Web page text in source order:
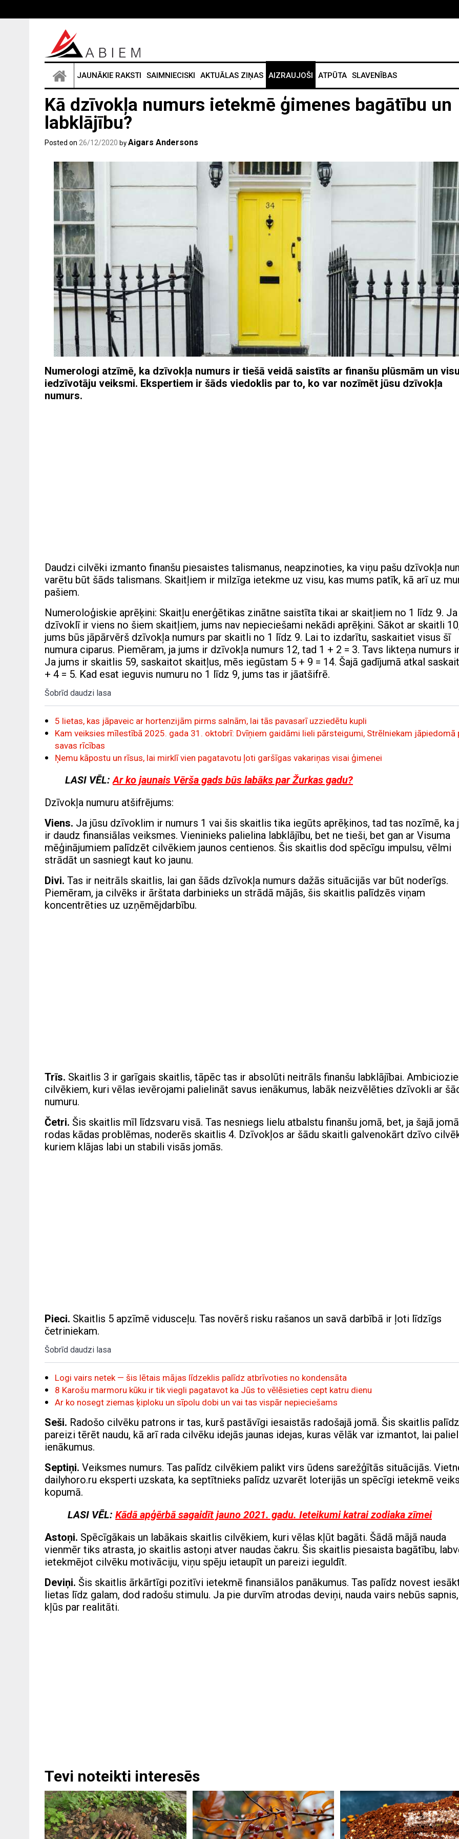
JAUNĀKIE RAKSTI SAIMNIECISKI AKTUĀLAS ZIŅAS AIZRAUJOŠI ATPŪTA SLAVENĪBAS
Kā dzīvokļa numurs ietekmē ģimenes bagātību un
labklājību?
Posted on 26/12/2020 by Aigars Andersons
Numerologi atzīmē, ka dzīvokļa numurs ir tiešā veidā saistīts ar finanšu plūsmām un visu
iedzīvotāju veiksmi. Ekspertiem ir šāds viedoklis par to, ko var nozīmēt jūsu dzīvokļa
numurs.
Daudzi cilvēki izmanto finanšu piesaistes talismanus, neapzinoties, ka viņu pašu dzīvokļa
varētu būt šāds talismans. Skaitļiem ir milzīga ietekme uz visu, kas mums patīk, kā arī uz
pašiem.
Numeroloģiskie aprēķini: Skaitļu enerģētikas zinātne saistīta tikai ar skaitļiem no 1 līdz 9. Ja
dzīvoklī ir viens no šiem skaitļiem, jums nav nepieciešami nekādi aprēķini. Sākot ar skaitli
jums būs jāpārvērš dzīvokļa numurs par skaitli no 1 līdz 9. Lai to izdarītu, saskaitiet visus šī
numura ciparus. Piemēram, ja jums ir dzīvokļa numurs 12, tad 1 + 2 = 3. Tavs likteņa numurs
Ja jums ir skaitlis 59, saskaitot skaitļus, mēs iegūstam 5 + 9 = 14. Šajā gadījumā atkal
+ 4 = 5. Kad esat ieguvis numuru no 1 līdz 9, jums tas ir jāatšifrē.
Šobrīd daudzi lasa
5 lietas, kas jāpaveic ar hortenzijām pirms salnām, lai tās pavasarī uzziedētu kupli
Kam veiksies mīlestībā 2025. gada 31. oktobrī: Dvīņiem gaidāmi lieli pārsteigumi, Strēlniekam jāpiedomā
savas rīcības
Ņemu kāpostu un rīsus, lai mirklī vien pagatavotu ļoti garšīgas vakariņas visai ģimenei
LASI VĒL:Ar ko jaunais Vērša gads būs labāks par Žurkas gadu?
Dzīvokļa numuru atšifrējums:
Viens. Ja jūsu dzīvoklim ir numurs 1 vai šis skaitlis tika iegūts aprēķinos, tad tas nozīmē, ka
ir daudz finansiālas veiksmes. Vieninieks palielina labklājību, bet ne tieši, bet gan ar Visuma
mēģinājumiem palīdzēt cilvēkiem jaunos centienos. Šis skaitlis dod spēcīgu impulsu, vēlmi
strādāt un sasniegt kaut ko jaunu.
Divi. Tas ir neitrāls skaitlis, lai gan šāds dzīvokļa numurs dažās situācijās var būt noderīgs.
Piemēram, ja cilvēks ir ārštata darbinieks un strādā mājās, šis skaitlis palīdzēs viņam
koncentrēties uz uzņēmējdarbību.
Trīs. Skaitlis 3 ir garīgais skaitlis, tāpēc tas ir absolūti neitrāls finanšu labklājībai.
cilvēkiem, kuri vēlas ievērojami palielināt savus ienākumus, labāk neizvēlēties dzīvokli ar
numuru.
Četri. Šis skaitlis mīl līdzsvaru visā. Tas nesniegs lielu atbalstu finanšu jomā, bet, ja šajā jomā
rodas kādas problēmas, noderēs skaitlis 4. Dzīvokļos ar šādu skaitli galvenokārt dzīvo
kuriem klājas labi un stabili visās jomās.
Pieci. Skaitlis 5 apzīmē vidusceļu. Tas novērš risku rašanos un savā darbībā ir ļoti līdzīgs
četriniekam.
Šobrīd daudzi lasa
Logi vairs netek — šis lētais mājas līdzeklis palīdz atbrīvoties no kondensāta
8 Karošu marmoru kūku ir tik viegli pagatavot ka Jūs to vēlēsieties cept katru dienu
Ar ko nosegt ziemas ķiploku un sīpolu dobi un vai tas vispār nepieciešams
Seši. Radošo cilvēku patrons ir tas, kurš pastāvīgi iesaistās radošajā jomā. Šis skaitlis palīdz
pareizi tērēt naudu, kā arī rada cilvēku idejās jaunas idejas, kuras vēlāk var izmantot, lai
ienākumus.
Septiņi. Veiksmes numurs. Tas palīdz cilvēkiem palikt virs ūdens sarežģītās situācijās.
dailyhoro.ru eksperti uzskata, ka septītnieks palīdz uzvarēt loterijās un spēcīgi ietekmē
kopumā.
LASI VĒL: Kādā apģērbā sagaidīt jauno 2021. gadu. Ieteikumi katrai zodiaka zīmei
Astoņi. Spēcīgākais un labākais skaitlis cilvēkiem, kuri vēlas kļūt bagāti. Šādā mājā nauda
vienmēr tiks atrasta, jo skaitlis astoņi atver naudas čakru. Šis skaitlis piesaista bagātību,
ietekmējot cilvēku motivāciju, viņu spēju ietaupīt un pareizi ieguldīt.
Deviņi. Šis skaitlis ārkārtīgi pozitīvi ietekmē finansiālos panākumus. Tas palīdz novest
lietas līdz galam, dod radošu stimulu. Ja pie durvīm atrodas deviņi, nauda vairs nebūs
kļūs par realitāti.
Tevi noteikti interesēs